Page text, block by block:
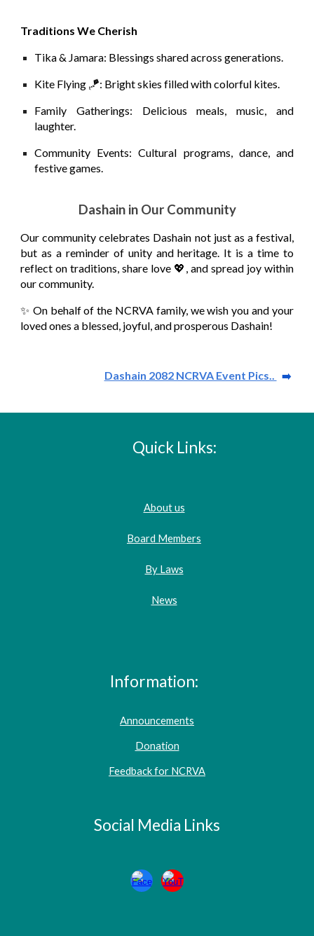
Traditions We Cherish
Tika & Jamara: Blessings shared across generations.
Kite Flying 🪁: Bright skies filled with colorful kites.
Family Gatherings: Delicious meals, music, and
laughter.
Community Events: Cultural programs, dance, and
festive games.
Dashain in Our Community
Our community celebrates Dashain not just as a festival,
but as a reminder of unity and heritage. It is a time to
reflect on traditions, share love 💖, and spread joy within
our community.
✨ On behalf of the NCRVA family, we wish you and your
loved ones a blessed, joyful, and prosperous Dashain!
Dashain 2082 NCRVA Event Pics.. ➡️
Quick Links:
About us
Board Members
By Laws
News
Information:
Announcements
Donation
Feedback for NCRVA
Social Media Links